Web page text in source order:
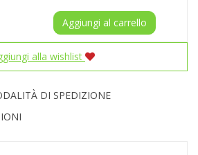
Aggiungi al carrello
alla wishlist
DI SPEDIZIONE